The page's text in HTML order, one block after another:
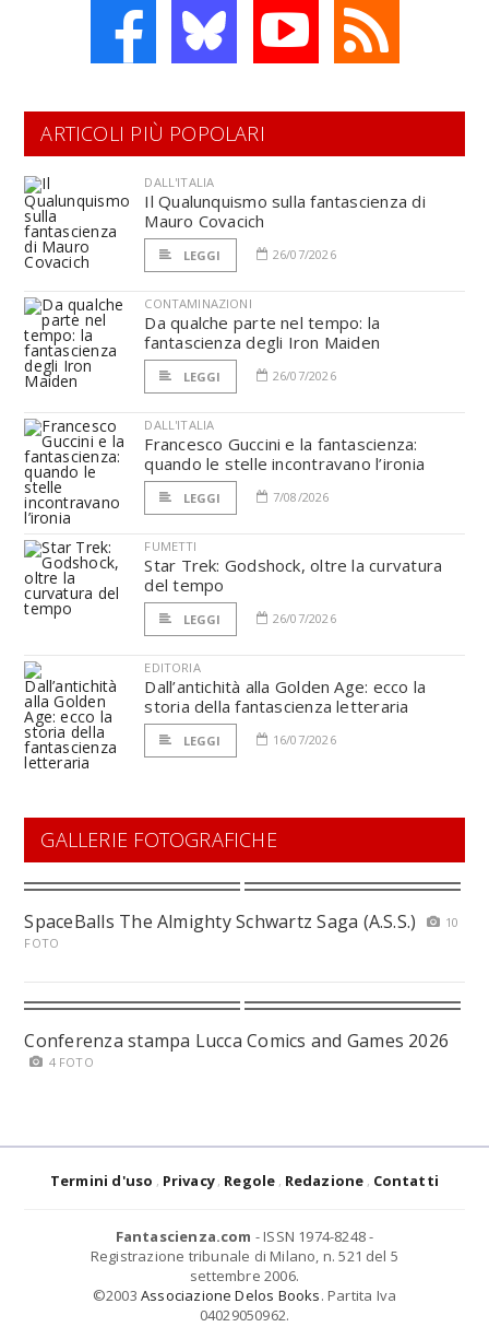
ARTICOLI PIÙ POPOLARI
DALL'ITALIA
Il Qualunquismo sulla fantascienza di
Mauro Covacich
LEGGI 26/07/2026
CONTAMINAZIONI
Da qualche parte nel tempo: la
fantascienza degli Iron Maiden
LEGGI 26/07/2026
DALL'ITALIA
Francesco Guccini e la fantascienza:
quando le stelle incontravano l’ironia
LEGGI 7/08/2026
FUMETTI
Star Trek: Godshock, oltre la curvatura
del tempo
LEGGI 26/07/2026
EDITORIA
Dall’antichità alla Golden Age: ecco la
storia della fantascienza letteraria
LEGGI 16/07/2026
GALLERIE FOTOGRAFICHE
SpaceBalls The Almighty Schwartz Saga (A.S.S.)
10
FOTO
Conferenza stampa Lucca Comics and Games 2026
4 FOTO
Termini d'uso Privacy Regole Redazione Contatti
Fantascienza.com - ISSN 1974-8248 -
Registrazione tribunale di Milano, n. 521 del 5
settembre 2006.
©2003 Associazione Delos Books. Partita Iva
04029050962.